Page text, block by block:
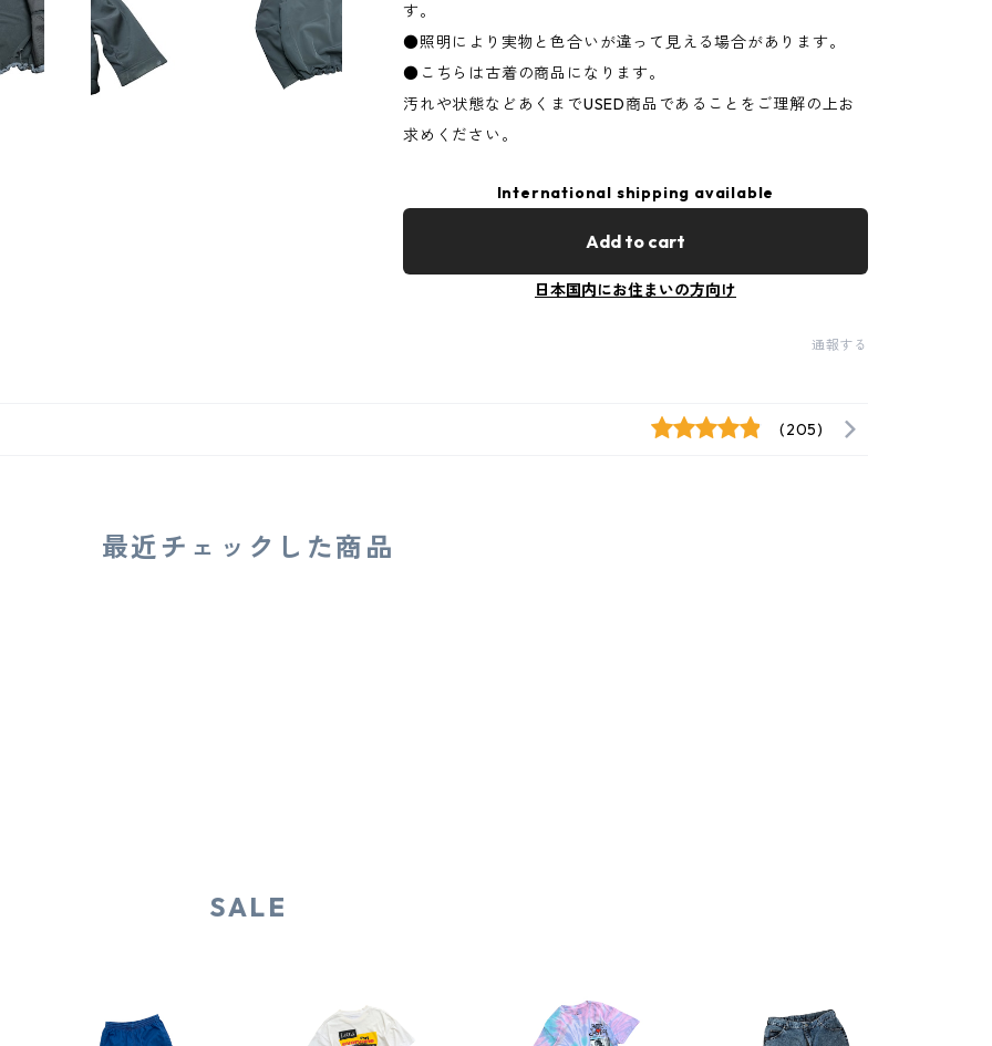
す。
●照明により実物と色合いが違って見える場合があります。
●こちらは古着の商品になります。
汚れや状態などあくまでUSED商品であることをご理解の上お
求めください。
International shipping available
Add to cart
日本国内にお住まいの方向け
通報する
(205)
最近チェックした商品
SALE